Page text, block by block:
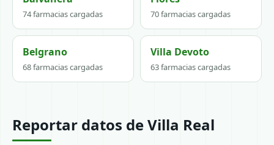
74 farmacias cargadas 70 farmacias cargadas
Belgrano
68 farmacias cargadas
Villa Devoto
63 farmacias cargadas
Reportar datos de Villa Real